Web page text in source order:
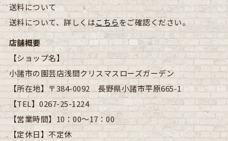
送料について
送料について、詳しくはこちらをご確認ください。
店舗概要
【ショップ名】
小諸市の園芸店浅間クリスマスローズガーデン
【所在地】 〒384-0092 長野県小諸市平原665-1
【TEL】0267-25-1224
【営業時間】10：00～17：00
【定休日】不定休